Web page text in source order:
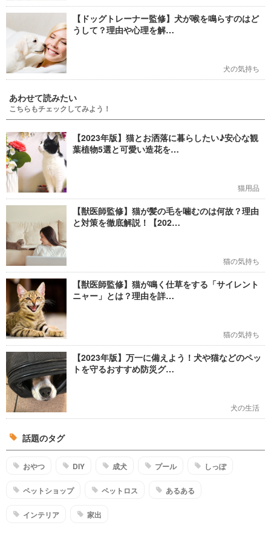
【ドッグトレーナー監修】犬が喉を鳴らすのはど
うして？理由や心理を解…
犬の気持ち
あわせて読みたい
こちらもチェックしてみよう！
【2023年版】猫とお洒落に暮らしたい♪安心な観
葉植物5選と可愛い造花を…
猫用品
【獣医師監修】猫が髪の毛を噛むのは何故？理由
と対策を徹底解説！【202…
猫の気持ち
【獣医師監修】猫が鳴く仕草をする「サイレント
ニャー」とは？理由を詳…
猫の気持ち
【2023年版】万一に備えよう！犬や猫などのペッ
トを守るおすすめ防災グ…
犬の生活
話題のタグ
おやつ DIY 成犬 プール しっぽ
ペットショップ ペットロス あるある
インテリア 家出